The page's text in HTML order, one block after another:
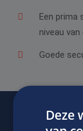
Een prima
niveau
Goede
Deze